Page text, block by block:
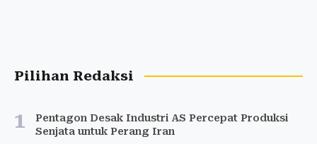
Pilihan Redaksi
1
Pentagon Desak Industri AS Percepat Produksi
Senjata untuk Perang Iran